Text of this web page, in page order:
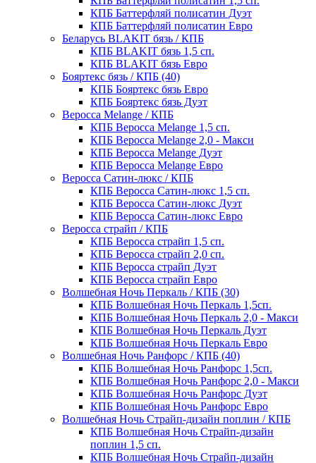
КПБ Баттерфляй полисатин Дуэт
КПБ Баттерфляй полисатин Евро
Беларусь BLAKIT бязь / КПБ
КПБ BLAKIT бязь 1,5 сп.
КПБ BLAKIT бязь Евро
Бояртекс бязь / КПБ (40)
КПБ Бояртекс бязь Евро
КПБ Бояртекс бязь Дуэт
Веросса Melange / КПБ
КПБ Веросса Melange 1,5 сп.
КПБ Веросса Melange 2,0 - Макси
КПБ Веросса Melange Дуэт
КПБ Веросса Melange Евро
Веросса Сатин-люкс / КПБ
КПБ Веросса Сатин-люкс 1,5 сп.
КПБ Веросса Сатин-люкс Дуэт
КПБ Веросса Сатин-люкс Евро
Веросса страйп / КПБ
КПБ Веросса страйп 1,5 сп.
КПБ Веросса страйп 2,0 сп.
КПБ Веросса страйп Дуэт
КПБ Веросса страйп Евро
Волшебная Ночь Перкаль / КПБ (30)
КПБ Волшебная Ночь Перкаль 1,5сп.
КПБ Волшебная Ночь Перкаль 2,0 - Макси
КПБ Волшебная Ночь Перкаль Дуэт
КПБ Волшебная Ночь Перкаль Евро
Волшебная Ночь Ранфорс / КПБ (40)
КПБ Волшебная Ночь Ранфорс 1,5сп.
КПБ Волшебная Ночь Ранфорс 2,0 - Макси
КПБ Волшебная Ночь Ранфорс Дуэт
КПБ Волшебная Ночь Ранфорс Евро
Волшебная Ночь Страйп-дизайн поплин / КПБ
КПБ Волшебная Ночь Страйп-дизайн
поплин 1,5 сп.
КПБ Волшебная Ночь Страйп-дизайн